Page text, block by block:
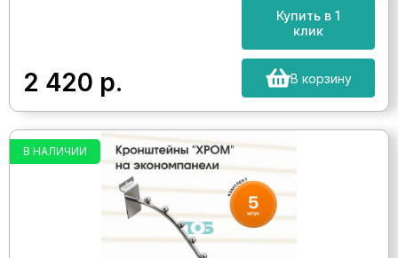
2 420 р.
Купить в 1
клик
В корзину
В НАЛИЧИИ